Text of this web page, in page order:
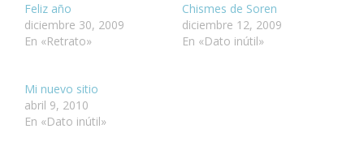
Feliz año
diciembre 30, 2009
En «Retrato»
Chismes de Soren
diciembre 12, 2009
En «Dato inútil»
Mi nuevo sitio
abril 9, 2010
En «Dato inútil»